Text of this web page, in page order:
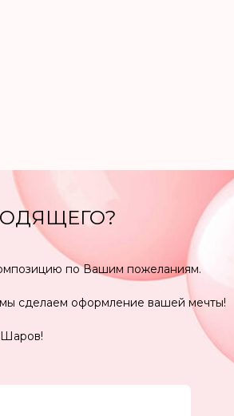
по Вашим пожеланиям.
сделаем оформление вашей мечты!